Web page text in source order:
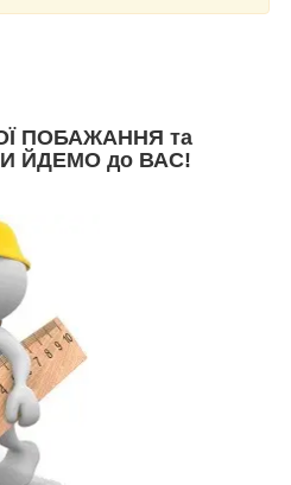
ПОБАЖАННЯ та
ЙДЕМО до ВАС!